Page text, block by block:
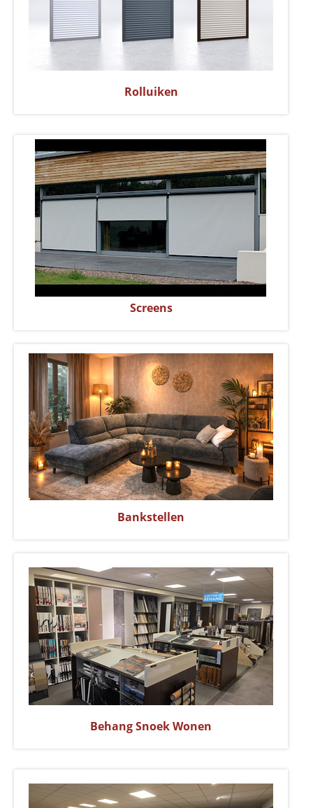
Rolluiken
Screens
Bankstellen
Behang Snoek Wonen